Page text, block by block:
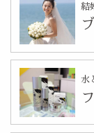
結
水